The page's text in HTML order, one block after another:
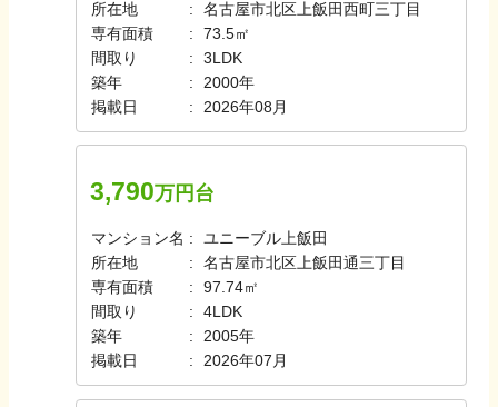
所在地
名古屋市北区上飯田西町三丁目
専有面積
73.5㎡
間取り
3LDK
築年
2000年
掲載日
2026年08月
3,790万円台
マンション名
ユニーブル上飯田
所在地
名古屋市北区上飯田通三丁目
専有面積
97.74㎡
間取り
4LDK
築年
2005年
掲載日
2026年07月